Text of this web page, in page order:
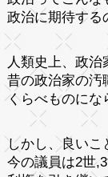
政治に期待する
人類史上、政治
昔の政治家の汚
くらべものにな
しかし、良いこ
今の議員は2世